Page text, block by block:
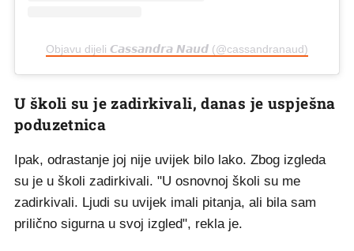
Objavu dijeli 𝘾𝙖𝙨𝙨𝙖𝙣𝙙𝙧𝙖 𝙉𝙖𝙪𝙙 (@cassandranaud)
U školi su je zadirkivali, danas je uspješna
poduzetnica
Ipak, odrastanje joj nije uvijek bilo lako. Zbog izgleda
su je u školi zadirkivali. "U osnovnoj školi su me
zadirkivali. Ljudi su uvijek imali pitanja, ali bila sam
prilično sigurna u svoj izgled", rekla je.